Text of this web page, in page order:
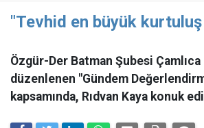
"Tevhid en büyük
Özgür-Der Batman Şubesi
düzenlenen "Gündem
kapsamında, Rıdvan Kaya konuk